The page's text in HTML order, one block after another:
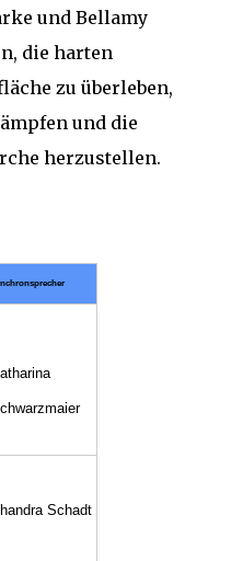
und Bellamy
die harten
zu überleben,
und die
herzustellen.
Schadt